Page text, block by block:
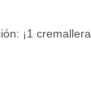
¡1